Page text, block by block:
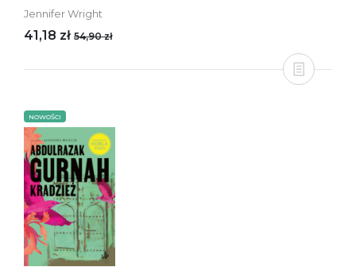
Jennifer Wright
41,18 zł 54,90 zł
NOWOŚCI